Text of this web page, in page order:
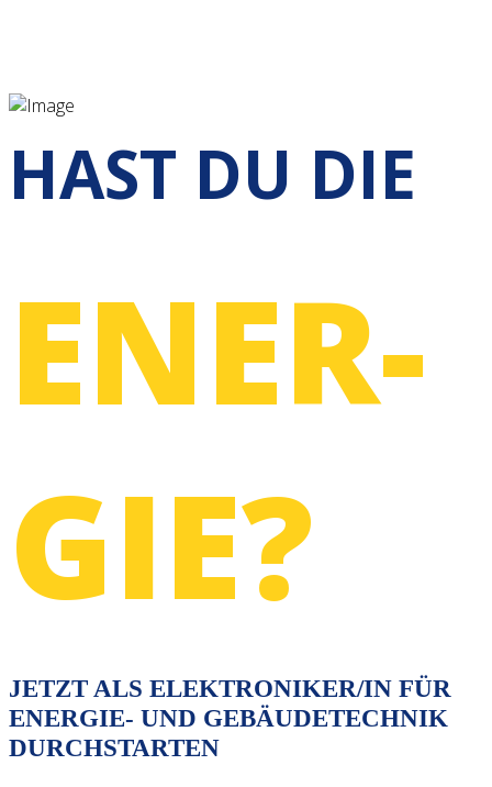
HAST DU DIE
ENER­
GIE?
JETZT ALS ELEKTRONIKER/IN FÜR
ENERGIE- UND GEBÄUDETECHNIK
DURCHSTARTEN